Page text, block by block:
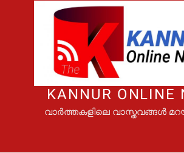
KANNUR ONLINE
വാർത്തകളിലെ വാസ്തവങ്ങൾ